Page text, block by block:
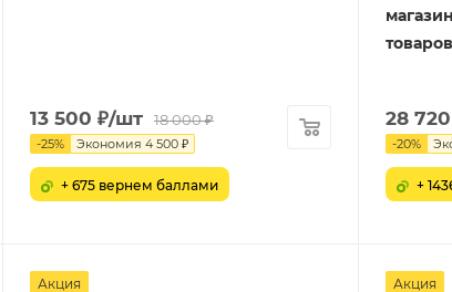
13 500 ₽/шт 18 000₽
-25% Экономия 4 500 ₽
+ 675 вернем баллами
товаров
28 720
-20%
+
Акция Акция